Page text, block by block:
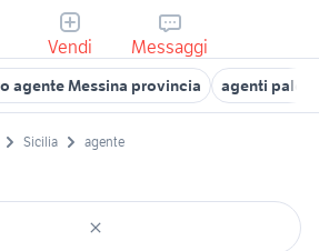
Vendi Messaggi
agente Messina provincia agenti
Sicilia agente